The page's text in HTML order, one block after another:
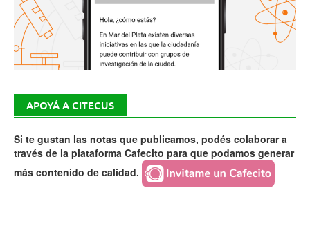
APOYÁ A CITECUS
Si te gustan las notas que publicamos, podés colaborar a
través de la plataforma Cafecito para que podamos generar
más contenido de calidad.